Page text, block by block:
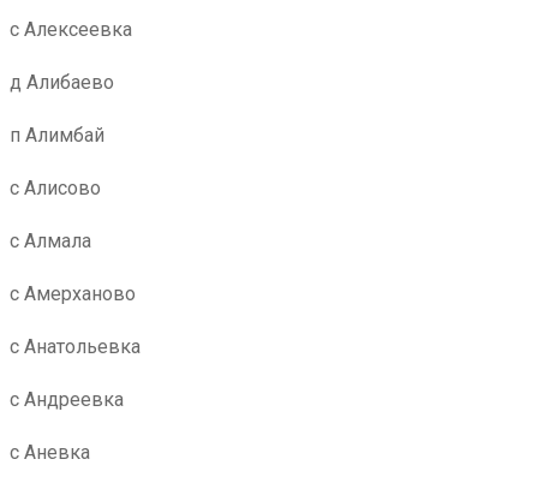
с Алексеевка
д Алибаево
п Алимбай
с Алисово
с Алмала
с Амерханово
с Анатольевка
с Андреевка
с Аневка